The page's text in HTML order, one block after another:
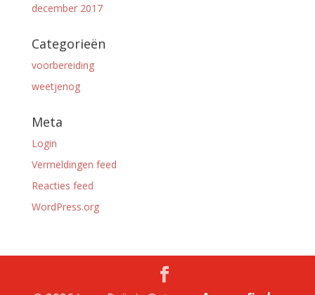
december 2017
Categorieën
voorbereiding
weetjenog
Meta
Login
Vermeldingen feed
Reacties feed
WordPress.org